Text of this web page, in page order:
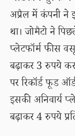
अप्रैल में कंपनी ने
था। जोमैटो ने
प्लेटफॉर्म फीस
बढ़ाकर 3 रुपये कर
पर रिकॉर्ड फूड
इसकी अनिवार्य
बढ़ाकर 4 रुपये